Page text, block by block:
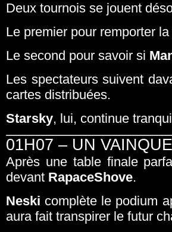
Deux tournois se jouent
Le premier pour remporter
Le second pour savoir si
Les spectateurs suivent
cartes distribuées.
Starsky, lui, continue
01H07 – UN
Après une table finale
devant RapaceShove.
Neski complète le podium
aura fait transpirer le futur